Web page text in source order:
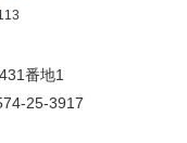
番地1
25-3917